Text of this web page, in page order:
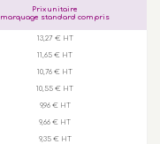
Prix unitaire
marquage standard compris
13,27 € HT
11,65 € HT
10,76 € HT
10,55 € HT
9,96 € HT
9,66 € HT
9,35 € HT